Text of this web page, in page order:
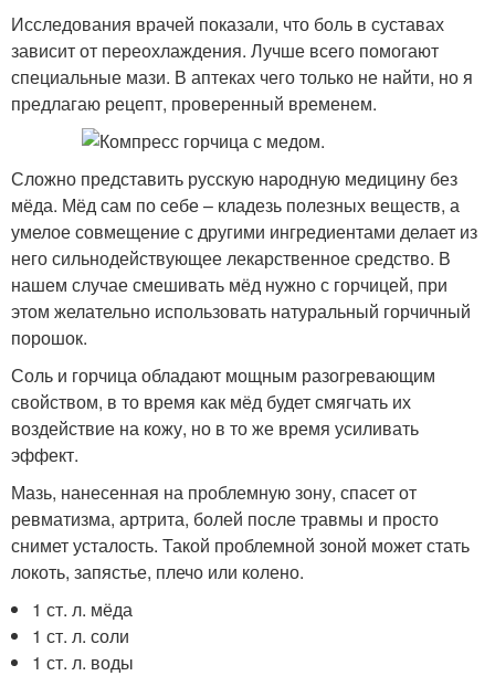
Исследования врачей показали, что боль в суставах
зависит от переохлаждения. Лучше всего помогают
специальные мази. В аптеках чего только не найти, но я
предлагаю рецепт, проверенный временем.
Сложно представить русскую народную медицину без
мёда. Мёд сам по себе – кладезь полезных веществ, а
умелое совмещение с другими ингредиентами делает из
него сильнодействующее лекарственное средство. В
нашем случае смешивать мёд нужно с горчицей, при
этом желательно использовать натуральный горчичный
порошок.
Соль и горчица обладают мощным разогревающим
свойством, в то время как мёд будет смягчать их
воздействие на кожу, но в то же время усиливать
эффект.
Мазь, нанесенная на проблемную зону, спасет от
ревматизма, артрита, болей после травмы и просто
снимет усталость. Такой проблемной зоной может стать
локоть, запястье, плечо или колено.
1 ст. л. мёда
1 ст. л. соли
1 ст. л. воды